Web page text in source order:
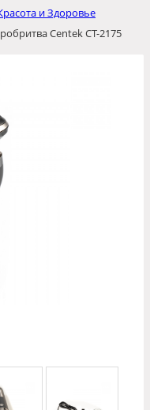
и Здоровье
Centek CT-2175